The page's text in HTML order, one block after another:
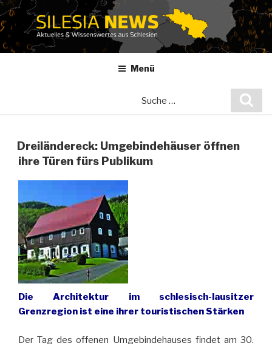
Zum
Inhalt
springen
Menü
Dreiländereck: Umgebindehäuser öffnen
ihre Türen fürs Publikum
Die Architektur im schlesisch-lausitzer
Grenzregion ist eine ihrer touristischen Stärken
Der Tag des offenen Umgebindehauses findet am 30.